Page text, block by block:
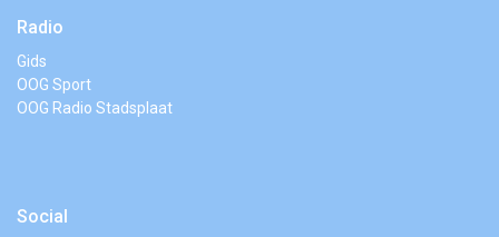
Radio
Gids
OOG Sport
OOG Radio Stadsplaat
Social